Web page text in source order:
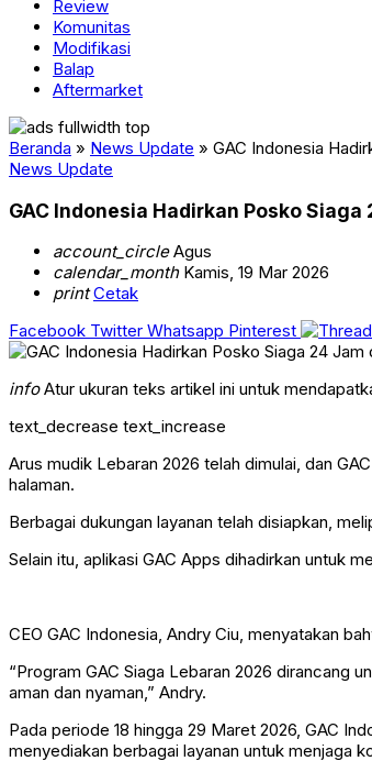
Review
Komunitas
Modifikasi
Balap
Aftermarket
Beranda » News Update » GAC Indonesia
News Update
GAC Indonesia Hadirkan Posko
account_circleAgus
calendar_monthKamis, 19 Mar 2026
print Cetak
Facebook Twitter Whatsapp Pinterest
infoAtur ukuran teks artikel ini untuk
text_decrease text_increase
Arus mudik Lebaran 2026 telah dimulai, dan
halaman.
Berbagai dukungan layanan telah disiapkan,
Selain itu, aplikasi GAC Apps dihadirkan untuk
CEO GAC Indonesia, Andry Ciu, menyatakan
“Program GAC Siaga Lebaran 2026 dirancang
aman dan nyaman,” Andry.
Pada periode 18 hingga 29 Maret 2026, GAC
menyediakan berbagai layanan untuk menjaga